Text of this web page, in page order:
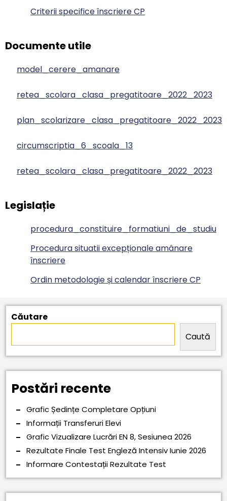
Criterii specifice înscriere CP
Documente utile
model_cerere_amanare
retea_scolara_clasa_pregatitoare_2022_2023
plan_scolarizare_clasa_pregatitoare_2022_2023
circumscriptia_6_scoala_13
retea_scolara_clasa_pregatitoare_2022_2023
Legislație
procedura_constituire_formatiuni_de_studiu
Procedura situatii excepționale amânare
înscriere
Ordin metodologie și calendar înscriere CP
Căutare
Caută
Postări recente
Grafic Ședințe Completare Opțiuni
Informații Transferuri Elevi
Grafic Vizualizare Lucrări EN 8, Sesiunea 2026
Rezultate Finale Test Engleză Intensiv Iunie 2026
Informare Contestații Rezultate Test